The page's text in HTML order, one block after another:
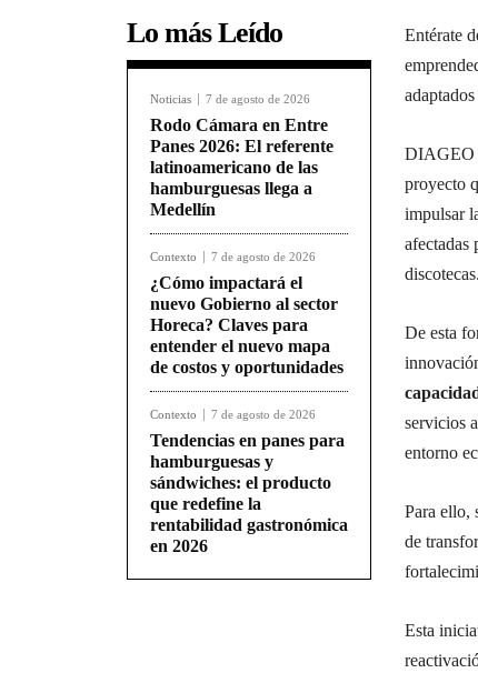
Lo más Leído
Noticias 7 de agosto de 2026
Rodo Cámara en Entre
Panes 2026: El referente
latinoamericano de las
hamburguesas llega a
Medellín
Contexto 7 de agosto de 2026
¿Cómo impactará el
nuevo Gobierno al sector
Horeca? Claves para
entender el nuevo mapa
de costos y oportunidades
Contexto 7 de agosto de 2026
Tendencias en panes para
hamburguesas y
sándwiches: el producto
que redefine la
rentabilidad gastronómica
en 2026
Entérate
DIAGEO
proyecto
impulsar
afectadas
discotecas.
De esta
servicios
entorno
Para ello,
de
Esta